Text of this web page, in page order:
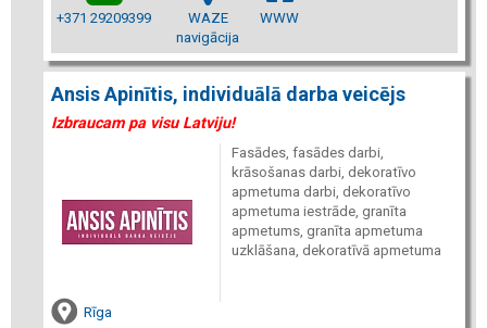
+371 29209399
WAZE
navigācija
WWW
Ansis Apinītis, individuālā darba veicējs
Izbraucam pa visu Latviju!
Fasādes, fasādes darbi,
krāsošanas darbi, dekoratīvo
apmetuma darbi, dekoratīvo
apmetuma iestrāde, granīta
apmetums, granīta apmetuma
uzklāšana, dekoratīvā apmetuma
Rīga